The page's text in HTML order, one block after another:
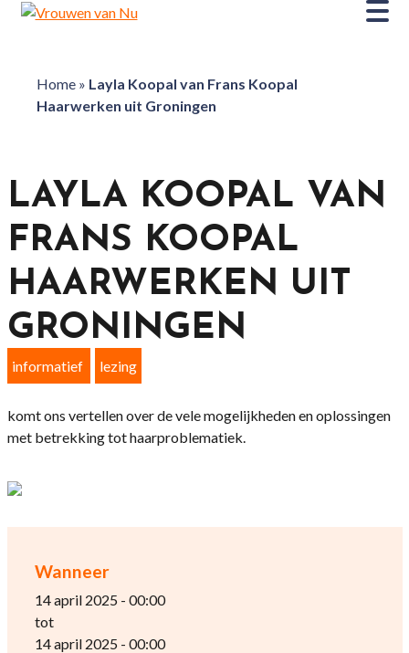
Home» Layla Koopal van Frans Koopal
Haarwerken uit Groningen
Wanneer
14 april 2025 - 00:00
tot
14 april 2025 - 00:00
LAYLA KOOPAL VAN
FRANS KOOPAL
HAARWERKEN UIT
GRONINGEN
informatief lezing
komt ons vertellen over de vele mogelijkheden en oplossingen
met betrekking tot haarproblematiek.